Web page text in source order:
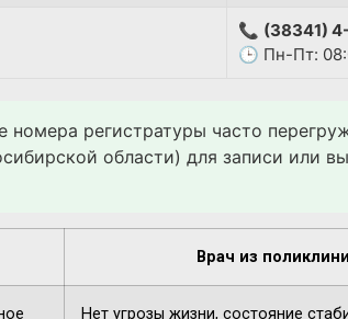
📞 (38341)
🕒 Пн-Пт:
номера регистратуры часто
области) для записи или
Врач из
Нет угрозы жизни, состояние